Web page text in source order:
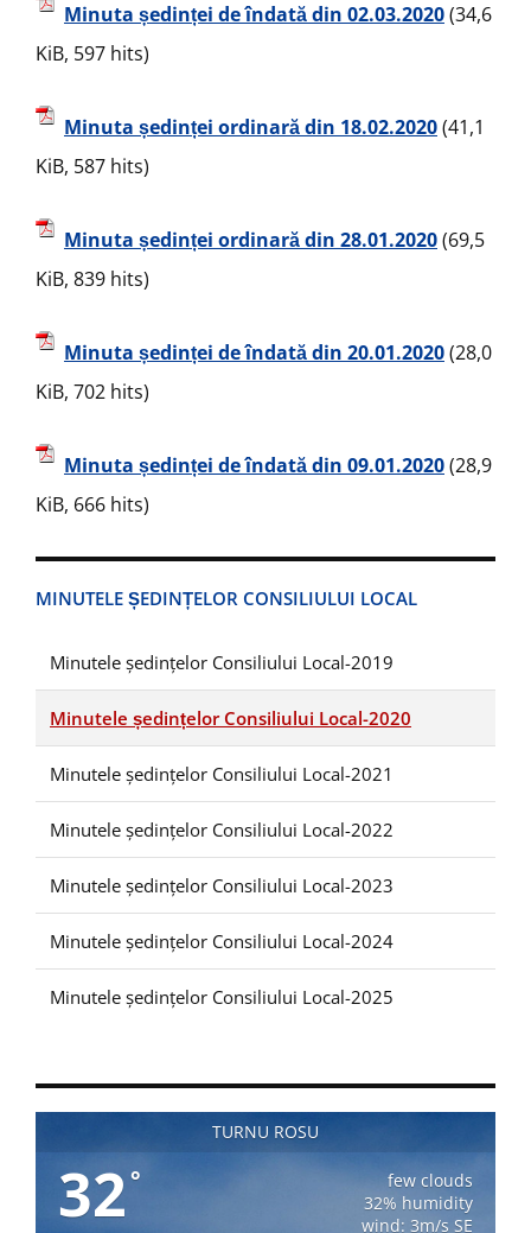
Minuta ședinței de îndată din 02.03.2020(34,6
KiB, 597 hits)
Minuta ședinței ordinară din 18.02.2020(41,1
KiB, 587 hits)
Minuta ședinței ordinară din 28.01.2020(69,5
KiB, 839 hits)
Minuta ședinței de îndată din 20.01.2020(28,0
KiB, 702 hits)
Minuta ședinței de îndată din 09.01.2020(28,9
KiB, 666 hits)
MINUTELE ȘEDINȚELOR CONSILIULUI LOCAL
Minutele ședințelor Consiliului Local-2019
Minutele ședințelor Consiliului Local-2020
Minutele ședințelor Consiliului Local-2021
Minutele ședințelor Consiliului Local-2022
Minutele ședințelor Consiliului Local-2023
Minutele ședințelor Consiliului Local-2024
Minutele ședințelor Consiliului Local-2025
TURNU ROSU
32°
few clouds
32% humidity
wind: 3m/s SE